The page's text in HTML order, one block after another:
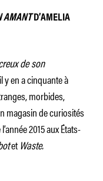
AMANTD’AMELIA
de son
en a cinquante à
morbides,
magasin de curiosités
2015 aux États-
etWaste.